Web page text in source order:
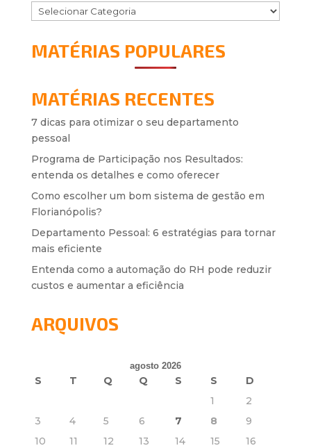
MATÉRIAS POPULARES
MATÉRIAS RECENTES
7 dicas para otimizar o seu departamento
pessoal
Programa de Participação nos Resultados:
entenda os detalhes e como oferecer
Como escolher um bom sistema de gestão em
Florianópolis?
Departamento Pessoal: 6 estratégias para tornar
mais eficiente
Entenda como a automação do RH pode reduzir
custos e aumentar a eficiência
ARQUIVOS
agosto 2026
S T Q Q S S
D
1
2
3
4 5 6 7 8
9
10
11 12 13 14 15
16